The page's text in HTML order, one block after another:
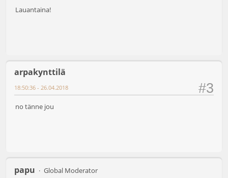
Lauantaina!
arpakynttilä
#3
18:50:36 - 26.04.2018
no tänne jou
papu Global Moderator